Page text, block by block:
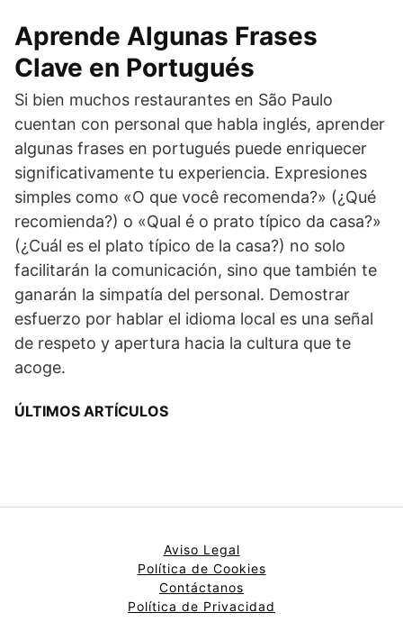
Aprende Algunas Frases
Clave en Portugués
Si bien muchos restaurantes en São Paulo
cuentan con personal que habla inglés, aprender
algunas frases en portugués puede enriquecer
significativamente tu experiencia. Expresiones
simples como «O que você recomenda?» (¿Qué
recomienda?) o «Qual é o prato típico da casa?»
(¿Cuál es el plato típico de la casa?) no solo
facilitarán la comunicación, sino que también te
ganarán la simpatía del personal. Demostrar
esfuerzo por hablar el idioma local es una señal
de respeto y apertura hacia la cultura que te
acoge.
ÚLTIMOS ARTÍCULOS
Aviso Legal
Política de Cookies
Contáctanos
Política de Privacidad